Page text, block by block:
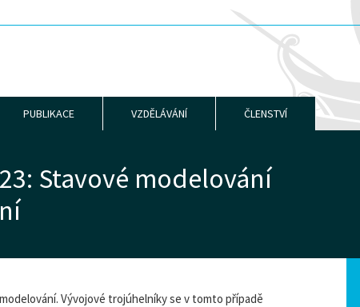
PUBLIKACE VZDĚLÁVÁNÍ ČLENSTVÍ
Stavové modelování
Vývojové trojúhelníky se v tomto případě